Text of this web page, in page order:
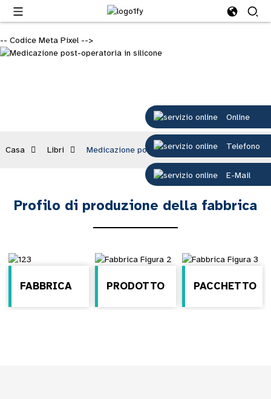
-- Codice Meta Pixel -->
Online
Telefono
E-Mail
Casa Libri Medicazione post-operatoria in silicone
Profilo di produzione della fabbrica
FABBRICA PRODOTTO PACCHETTO